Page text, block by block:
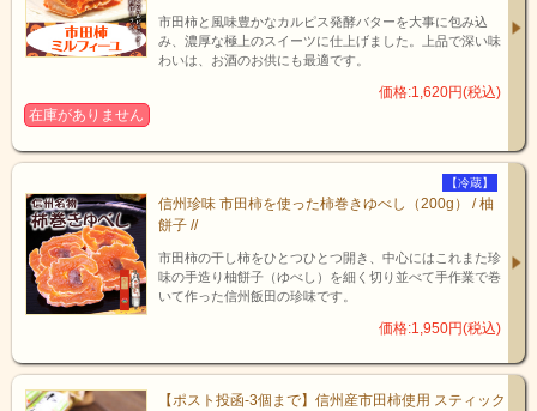
市田柿と風味豊かなカルピス発酵バターを大事に包み込
み、濃厚な極上のスイーツに仕上げました。上品で深い味
わいは、お酒のお供にも最適です。
価格:1,620円(税込)
在庫がありません
【冷蔵】
信州珍味 市田柿を使った柿巻きゆべし（200g） / 柚
餅子 //
市田柿の干し柿をひとつひとつ開き、中心にはこれまた珍
味の手造り柚餅子（ゆべし）を細く切り並べて手作業で巻
いて作った信州飯田の珍味です。
価格:1,950円(税込)
【ポスト投函-3個まで】信州産市田柿使用 スティック